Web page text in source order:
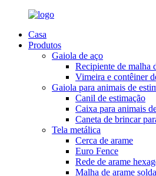
Casa
Produtos
Gaiola de aço
Recipiente de malha
Vimeira e contêiner
Gaiola para animais de
Canil de estimação
Caixa para animais
Caneta de brincar
Tela metálica
Cerca de arame
Euro Fence
Rede de arame
Malha de arame